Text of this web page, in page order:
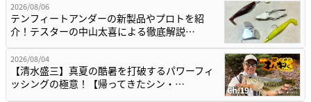
2026/08/06
テンフィートアンダーの新製品やプロトを紹
介！テスターの中山太喜による徹底解説…
2026/08/04
【清水盛三】真夏の酷暑を打破するパワーフィ
ッシングの極意！【帰ってきたシン・…